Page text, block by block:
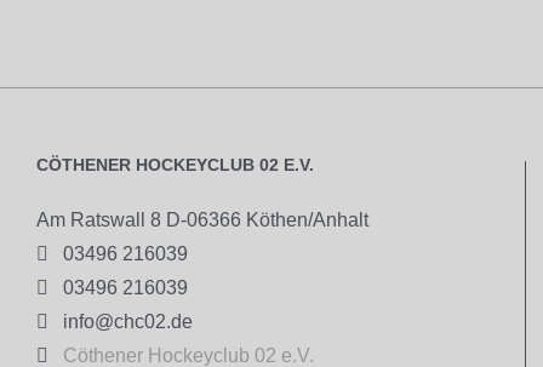
CÖTHENER HOCKEYCLUB 02 E.V.
Am Ratswall 8 D-06366 Köthen/Anhalt

03496 216039

03496 216039

info@chc02.de

Cöthener Hockeyclub 02 e.V.